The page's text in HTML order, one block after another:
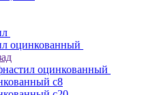
оцинкованный
оцинкованный
с8